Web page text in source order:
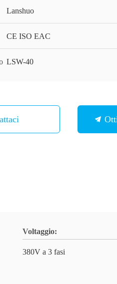
Lanshuo
CE ISO EAC
LSW-40
Voltaggio:
380V a 3 fasi